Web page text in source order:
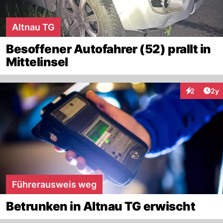
Altnau TG
Besoffener Autofahrer (52) prallt in
Mittelinsel
2 2y
Führerausweis weg
Betrunken in Altnau TG erwischt